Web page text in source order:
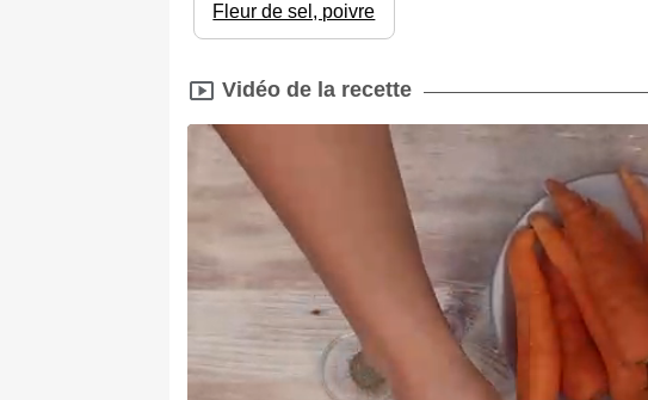
Fleur de sel, poivre
Vidéo de la recette